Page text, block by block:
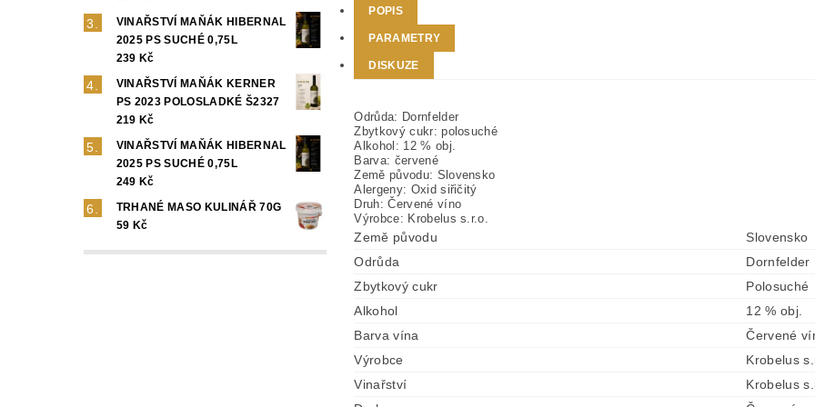
VINAŘSTVÍ MAŇÁK HIBERNAL
2025 PS SUCHÉ 0,75L
239 Kč
VINAŘSTVÍ MAŇÁK KERNER
PS 2023 POLOSLADKÉ Š2327
219 Kč
VINAŘSTVÍ MAŇÁK HIBERNAL
2025 PS SUCHÉ 0,75L
249 Kč
TRHANÉ MASO KULINÁŘ 70G
59 Kč
POPIS
PARAMETRY
DISKUZE
Odrůda: Dornfelder
Zbytkový cukr: polosuché
Alkohol: 12 % obj.
Barva: červené
Země původu: Slovensko
Alergeny: Oxid siřičitý
Druh: Červené víno
Výrobce: Krobelus s.r.o.
Země původu
Slovensko
Odrůda
Dornfelder
Zbytkový cukr
Polosuché
Alkohol
12 % obj.
Barva vína
Červené
Výrobce
Krobelus
Vinařství
Krobelus